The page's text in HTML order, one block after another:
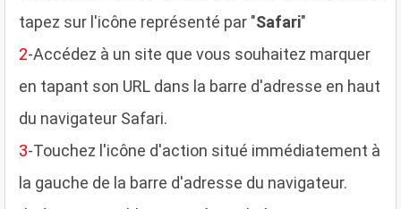
tapez sur l'icône représenté par "Safari"
2-Accédez à un site que vous souhaitez marquer
en tapant son URL dans la barre d'adresse en haut
du navigateur Safari.
3-Touchez l'icône d'action situé immédiatement à
la gauche de la barre d'adresse du navigateur.